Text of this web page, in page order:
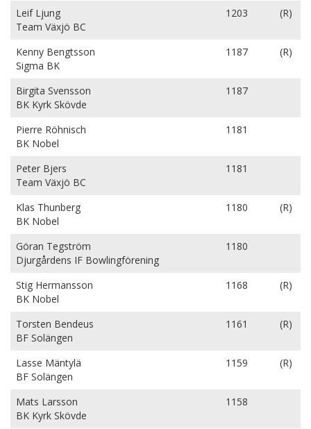
Leif Ljung
Team Växjö BC
1203 (R)
Kenny Bengtsson
Sigma BK
1187 (R)
Birgita Svensson
BK Kyrk Skövde
1187
Pierre Röhnisch
BK Nobel
1181
Peter Bjers
Team Växjö BC
1181
Klas Thunberg
BK Nobel
1180 (R)
Göran Tegström
Djurgårdens IF Bowlingförening
1180
Stig Hermansson
BK Nobel
1168 (R)
Torsten Bendeus
BF Solängen
1161 (R)
Lasse Mäntylä
BF Solängen
1159 (R)
Mats Larsson
BK Kyrk Skövde
1158